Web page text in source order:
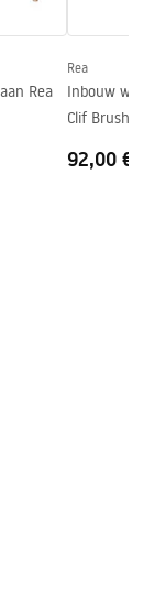
Rea
Rea
Inbouw
Clif Brush
92,00 €